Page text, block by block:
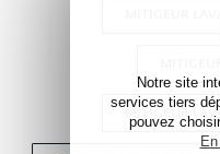
Notre site
services tiers
pouvez
MITIGEUR
MITIGEUR